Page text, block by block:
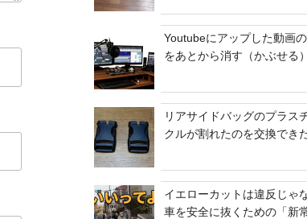
Youtubeにアップした動画
をあとから消す（かぶせる
リアサイドバッグのプラス
クルが割れたのを交換でき
イエローカットは違反じゃ
車を安全に抜くための「新